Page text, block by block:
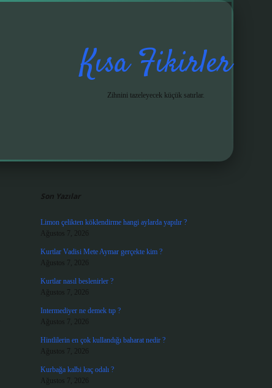
Kısa Fikirler
Zihnini tazeleyecek küçük satırlar.
Son Yazılar
Limon çelikten köklendirme hangi aylarda yapılır ?
Ağustos 7, 2026
Kurtlar Vadisi Mete Aymar gerçekte kim ?
Ağustos 7, 2026
Kurtlar nasıl beslenirler ?
Ağustos 7, 2026
Intermediyer ne demek tıp ?
Ağustos 7, 2026
Hintlilerin en çok kullandığı baharat nedir ?
Ağustos 7, 2026
Kurbağa kalbi kaç odalı ?
Ağustos 7, 2026